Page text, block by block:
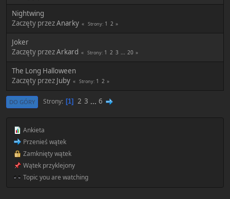
Nightwing
Zaczęty przezAnarky Strony 1 2
Joker
Zaczęty przezArkard Strony 1 2 3 ... 20
The Long Halloween
Zaczęty przez Juby Strony 1 2
DO GÓRY Strony 1 2 3 ... 6
Ankieta
Przenieś wątek
Zamknięty wątek
Wątek przyklejony
Topic you are watching